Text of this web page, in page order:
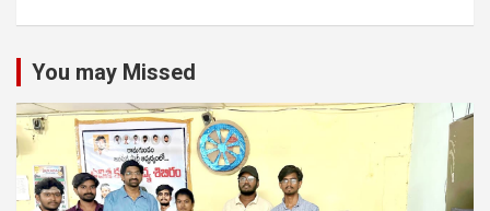
You may Missed